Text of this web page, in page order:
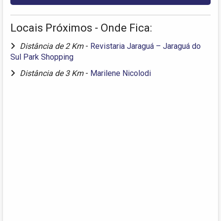
Locais Próximos - Onde Fica:
Distância de 2 Km - Revistaria Jaraguá – Jaraguá do
Sul Park Shopping
Distância de 3 Km - Marilene Nicolodi